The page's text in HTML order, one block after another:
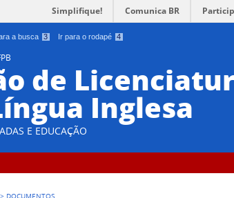
a busca 3 Ir para o rodapé 4
Simplifique! Comunica BR
de
Inglesa
E EDUCAÇÃO
> DOCUMENTOS